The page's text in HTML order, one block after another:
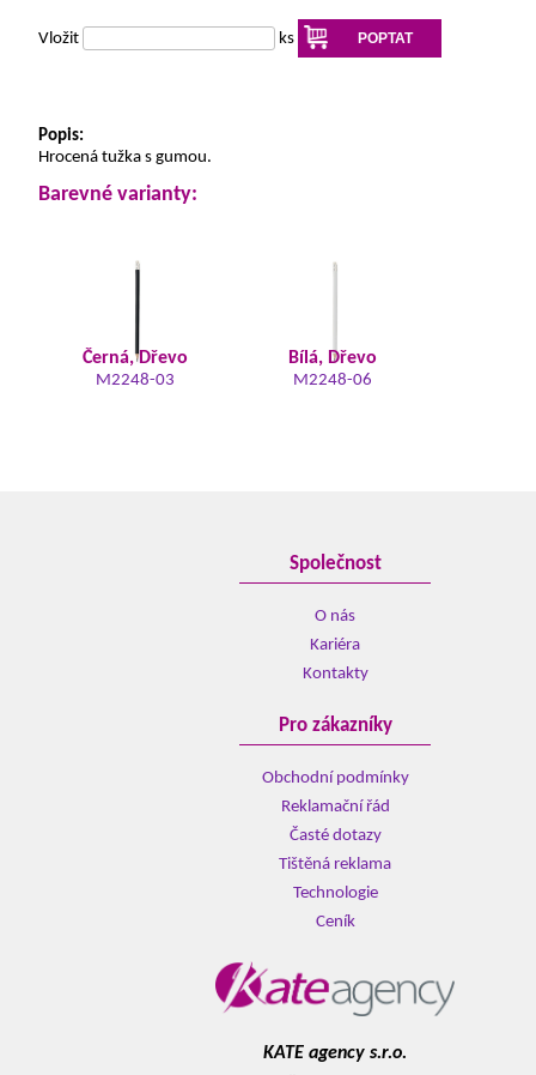
Vložit ks POPTAT
Popis:
Hrocená tužka s gumou.
Barevné varianty:
Černá, Dřevo
M2248-03
Bílá, Dřevo
M2248-06
Společnost
O nás
Kariéra
Kontakty
Pro zákazníky
Obchodní podmínky
Reklamační řád
Časté dotazy
Tištěná reklama
Technologie
Ceník
KATE agency s.r.o.